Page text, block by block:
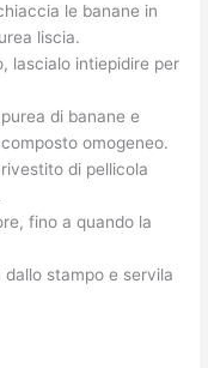
le banane in
liscia.
lascialo intiepidire per
di banane e
omogeneo.
di pellicola
fino a quando la
stampo e servila